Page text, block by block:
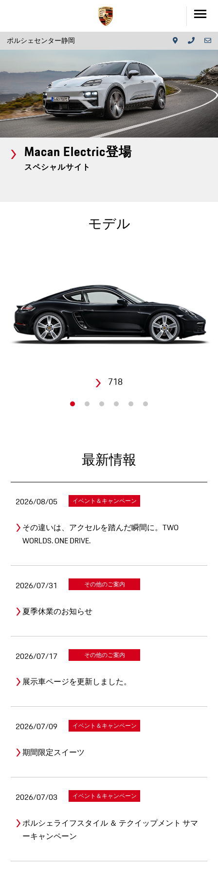
ポルシェセンター静岡
Macan Electric登場
スペシャルサイト
モデル
718
最新情報
2026/08/05 イベント＆キャンペーン
その違いは、アクセルを踏んだ瞬間に。TWO
WORLDS. ONE DRIVE.
2026/07/31 その他のご案内
夏季休業のお知らせ
2026/07/17 その他のご案内
展示車ページを更新しました。
2026/07/09 イベント＆キャンペーン
期間限定スイーツ
2026/07/03 イベント＆キャンペーン
ポルシェライフスタイル ＆ テクイップメント サマ
ーキャンペーン